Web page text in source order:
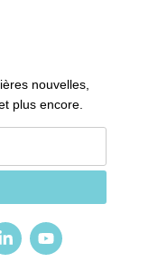
nouvelles,
plus encore.